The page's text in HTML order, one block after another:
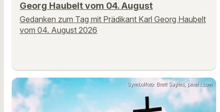
Georg Haubelt vom 04. August
Gedanken zum Tag mit Prädikant Karl Georg Haubelt
vom 04. August 2026
Symbolfoto: Brett Sayles, pexels.com